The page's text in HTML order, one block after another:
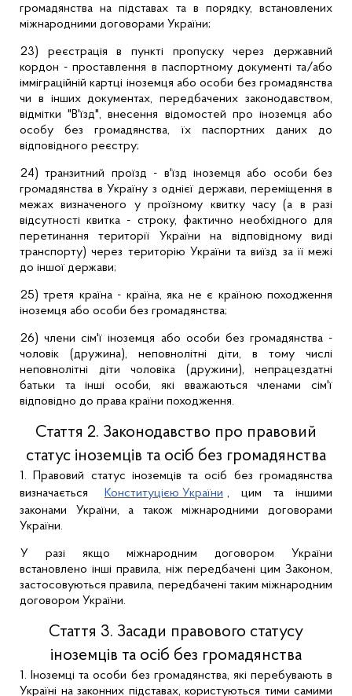
громадянства на підставах та в порядку, встановлених
міжнародними договорами України;
23) реєстрація в пункті пропуску через державний
кордон -проставлення в паспортному документі та/або
імміграційній картці іноземця або особи без громадянства
чи в інших документах, передбачених законодавством,
відмітки "В'їзд", внесення відомостей про іноземця або
особу без громадянства, їх паспортних даних до
відповідного реєстру;
24) транзитний проїзд - в'їзд іноземця або особи без
громадянства в Україну з однієї держави, переміщення в
межах визначеного у проїзному квитку часу (а в разі
відсутності квитка - строку, фактично необхідного для
перетинання території України на відповідному виді
транспорту) через територію України та виїзд за її межі
до іншої держави;
25) третя країна - країна, яка не є країною походження
іноземця або особи без громадянства;
26) члени сім'ї іноземця або особи без громадянства -
чоловік (дружина), неповнолітні діти, в тому числі
неповнолітні діти чоловіка (дружини), непрацездатні
батьки та інші особи, які вважаються членами сім'ї
відповідно до права країни походження.
Стаття 2. Законодавство про правовий
статус іноземців та осіб без громадянства
1. Правовий статус іноземців та осіб без громадянства
визначається
Конституцією України , цим та іншими
законами України, а також міжнародними договорами
України.
У разі якщо міжнародним договором України
встановлено інші правила, ніж передбачені цим Законом,
застосовуються правила, передбачені таким міжнародним
договором України.
Стаття 3. Засади правового статусу
іноземців та осіб без громадянства
1. Іноземці та особи без громадянства, які перебувають в
Україні на законних підставах, користуються тими самими